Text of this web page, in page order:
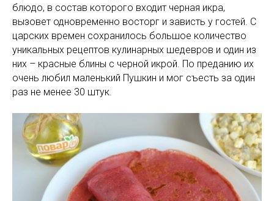
блюдо, в состав которого входит черная икра,
вызовет одновременно восторг и зависть у гостей. С
царских времен сохранилось большое количество
уникальных рецептов кулинарных шедевров и один из
них – красные блины с черной икрой. По преданию их
очень любил маленький Пушкин и мог съесть за один
раз не менее 30 штук.